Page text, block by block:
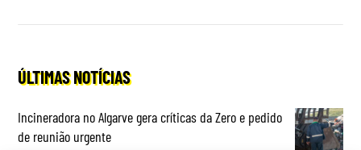
ÚLTIMAS NOTÍCIAS
Incineradora no Algarve gera críticas da Zero e pedido
de reunião urgente